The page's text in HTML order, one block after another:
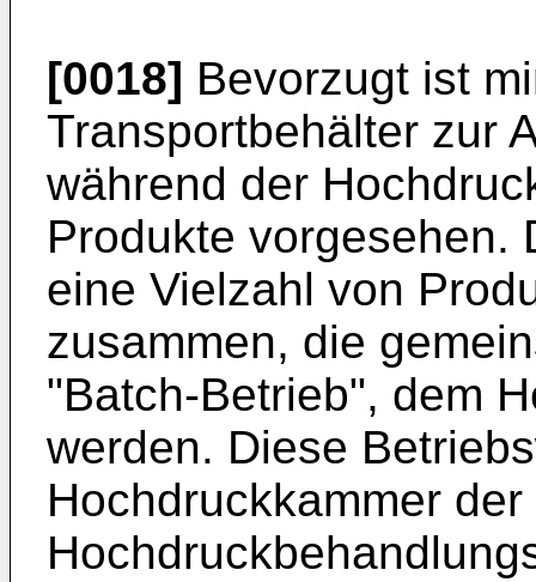
[0018] Bevorzugt ist
Transportbehälter zur
während der
Produkte vorgesehen.
eine Vielzahl von
zusammen, die
"Batch-Betrieb", dem
werden. Diese
Hochdruckkammer der